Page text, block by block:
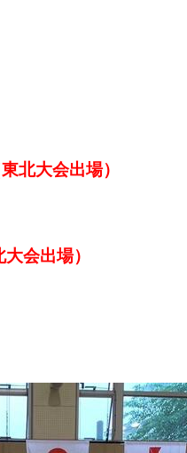
北大会出場）
会出場）